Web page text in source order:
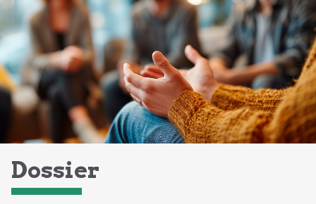
Dossier